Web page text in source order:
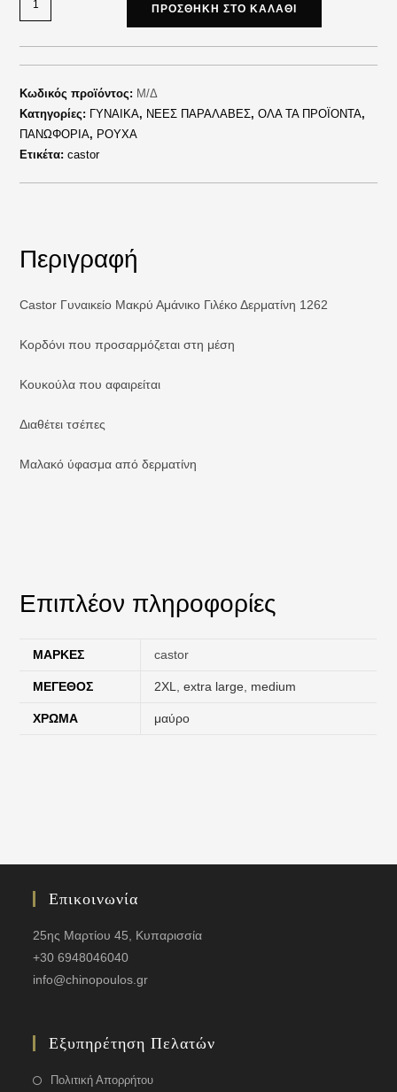
ΠΡΟΣΘΉΚΗ ΣΤΟ ΚΑΛΆΘΙ
Κωδικός προϊόντος: Μ/Δ
Κατηγορίες: ΓΥΝΑΙΚΑ, ΝΕΕΣ ΠΑΡΑΛΑΒΕΣ,ΟΛΑ ΤΑ ΠΡΟΪΟΝΤΑ,
ΠΑΝΩΦΟΡΙΑ, ΡΟΥΧΑ
Ετικέτα:castor
Περιγραφή
Castor Γυναικείο Μακρύ Αμάνικο Γιλέκο Δερματίνη 1262
Κορδόνι που προσαρμόζεται στη μέση
Κουκούλα που αφαιρείται
Διαθέτει τσέπες
Μαλακό ύφασμα από δερματίνη
Επιπλέον πληροφορίες
ΜΆΡΚΕΣ castor
ΜΈΓΕΘΟΣ 2XL ,extra large medium
ΧΡΏΜΑ μαύρο
Επικοινωνία
25ης Μαρτίου 45, Κυπαρισσία
+30 6948046040
info@chinopoulos.gr
Εξυπηρέτηση Πελατών
Πολιτική Απορρήτου